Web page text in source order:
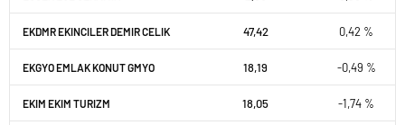
EKDMR EKINCILER DEMIR CELIK 47,42 0,42 %
EKGYO EMLAK KONUT GMYO 18,19 -0,49 %
EKIM EKIM TURIZM 18,05 -1,74 %